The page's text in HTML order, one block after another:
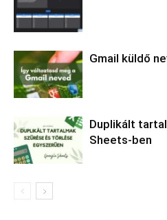
Gmail küldő
Duplikált
Sheets-ben